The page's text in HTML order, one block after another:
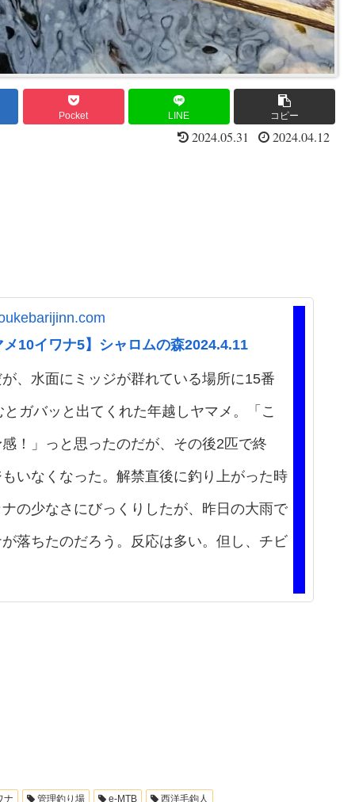
Pocket LINE コピー
2024.05.31 2024.04.12
10イワナ5】シャロムの森2024.4.11
、水面にミッジが群れている場所に15番
ガバッと出てくれた年越しヤマメ。「こ
！」っと思ったのだが、その後2匹で終
いなくなった。解禁直後に釣り上がった時
の少なさにびっくりしたが、昨日の大雨で
落ちたのだろう。反応は多い。但し、チビ
ナ 管理釣り場 e-MTB 西洋毛鉤人